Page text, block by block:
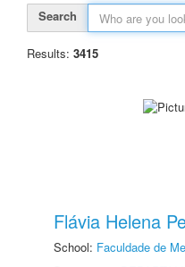
Search
Results: 3415
Flávia Helena
School: Faculdade de